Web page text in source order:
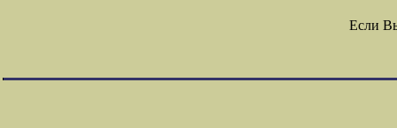
Если